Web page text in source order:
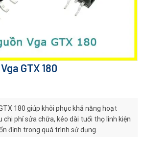
GTX 180
180 giúp khôi phục khả năng hoạt
chi phí sửa chữa, kéo dài tuổi thọ linh kiện
định trong quá trình sử dụng.